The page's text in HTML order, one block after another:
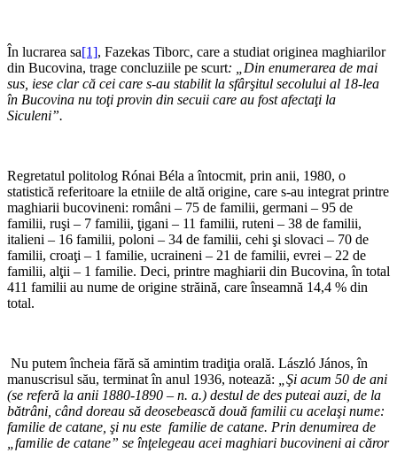
În lucrarea sa[1], Fazekas Tiborc, care a studiat originea maghiarilor
din Bucovina, trage concluziile pe scurt: „Din enumerarea de mai
sus, iese clar că cei care s-au stabilit la sfârşitul secolului al 18-lea
în Bucovina nu toţi provin din secuii care au fost afectaţi la
Siculeni”.
Regretatul politolog Rónai Béla a întocmit, prin anii, 1980, o
statistică referitoare la etniile de altă origine, care s-au integrat printre
maghiarii bucovineni: români – 75 de familii, germani – 95 de
familii, ruşi – 7 familii, ţigani – 11 familii, ruteni – 38 de familii,
italieni – 16 familii, poloni – 34 de familii, cehi şi slovaci – 70 de
familii, croaţi – 1 familie, ucraineni – 21 de familii, evrei – 22 de
familii, alţii – 1 familie. Deci, printre maghiarii din Bucovina, în total
411 familii au nume de origine străină, care înseamnă 14,4 % din
total.
Nu putem încheia fără să amintim tradiţia orală. László János, în
manuscrisul său, terminat în anul 1936, notează:
„Şi acum 50 de ani
(se referă la anii 1880-1890 – n. a.) destul de des puteai auzi, de la
bătrâni, când doreau să deosebească două familii cu acelaşi nume:
familie de catane, şi nu este familie de catane. Prin denumirea de
„familie de catane” se înţelegeau acei maghiari bucovineni ai căror